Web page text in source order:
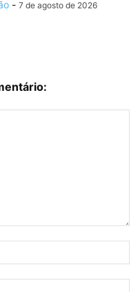
- 7 de agosto de 2026